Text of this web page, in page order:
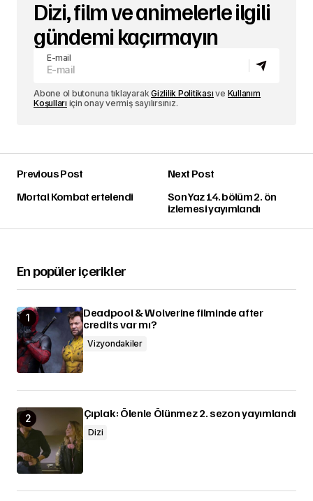
Dizi, film ve animelerle ilgili
gündemi kaçırmayın
E-mail
Abone ol butonuna tıklayarakGizlilik Politikası ve Kullanım
Koşulları için onay vermiş sayılırsınız.
Previous Post
Mortal Kombat ertelendi
Next Post
Son Yaz 14. bölüm 2. ön
izlemesi yayımlandı
En popüler içerikler
Deadpool & Wolverine filminde after
credits var mı?
Vizyondakiler
Çıplak: Ölenle Ölünmez 2. sezon yayımlandı
Dizi